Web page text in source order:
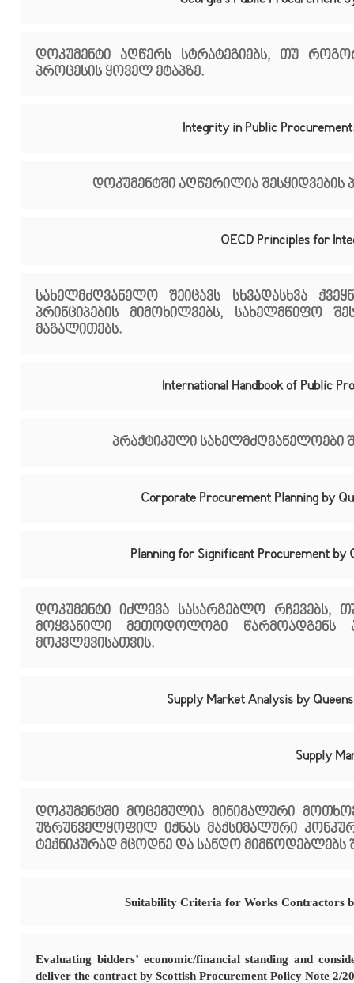
დოკუმენტი აღწერს სტრატეგიებს, თუ
პროცესის ყოველ ეტაპზე.
Integrity in Public
დოკუმენტში აღწერილია შესყიდვების
OECD Principles for
სახელმძღვანელო შეიცავს სხვადასხვა
პრინციპების მიმოხილვებს, სახელმწიფო
მაგალითებს.
International Handbook of Public
პრაქტიკული სახელმძღვანელოები
Corporate Procurement Planning by
Planning for Significant Procurement by
დოკუმენტი იძლევა სასარგებლო რჩევებს,
მოყვანილი მეთოდოლოგი წარმოადგენს
მოკვლევისათვის.
Supply Market Analysis by
Supply
დოკუმენტში მოცემულია მინიმალური
უზრუნველყოფილ იქნას მაქსიმალური
ტექნიკურად მცოდნე და სანდო მიმწოდებლებს
Suitability Criteria for Works Contractors
Evaluating bidders’ economic/financial standing and
deliver the contract by Scottish Procurement Policy Note 2/